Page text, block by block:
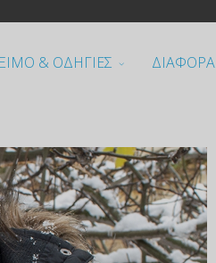
& ΟΔΗΓΙΕΣ ΔΙΑΦΟΡΑ